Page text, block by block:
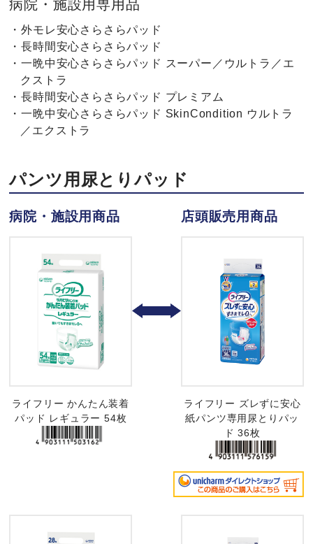
病院・施設用専用品
・外モレ安心さらさらパッド
・長時間安心さらさらパッド
・一晩中安心さらさらパッド スーパー／ウルトラ／エ
クストラ
・長時間安心さらさらパッド プレミアム
・一晩中安心さらさらパッド SkinCondition ウルトラ
／エクストラ
パンツ用尿とりパッド
病院・施設用商品 店頭販売用商品
ライフリー かんたん装着
パッド レギュラー 54枚
ライフリー ズレずに安心
紙パンツ専用尿とりパッ
ド 36枚